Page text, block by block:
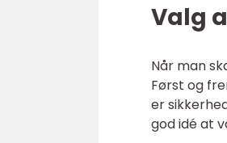
Valg
Når man
Først og
er
god idé at